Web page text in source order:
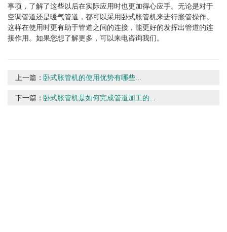
事项，了解了这些以后在实际应用时也更加得心应手。无论是对于
空调管道还是暖气管道，都可以采用卧式胀管机来进行胀管操作。
这样在使用时更有助于管道之间的连接，能更好的发挥出管道的连
接作用。如果您想了解更多，可以来电咨询我们。
上一篇： 卧式胀管机的使用优势有哪些...
下一篇： 卧式胀管机是如何完成管道加工的...